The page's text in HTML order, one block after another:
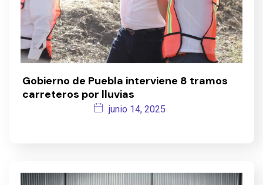
Gobierno de Puebla interviene 8 tramos
carreteros por lluvias
junio 14, 2025